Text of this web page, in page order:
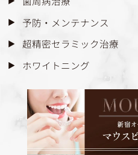
予防・メンテナンス
超精密セラミック治療
ホワイトニング